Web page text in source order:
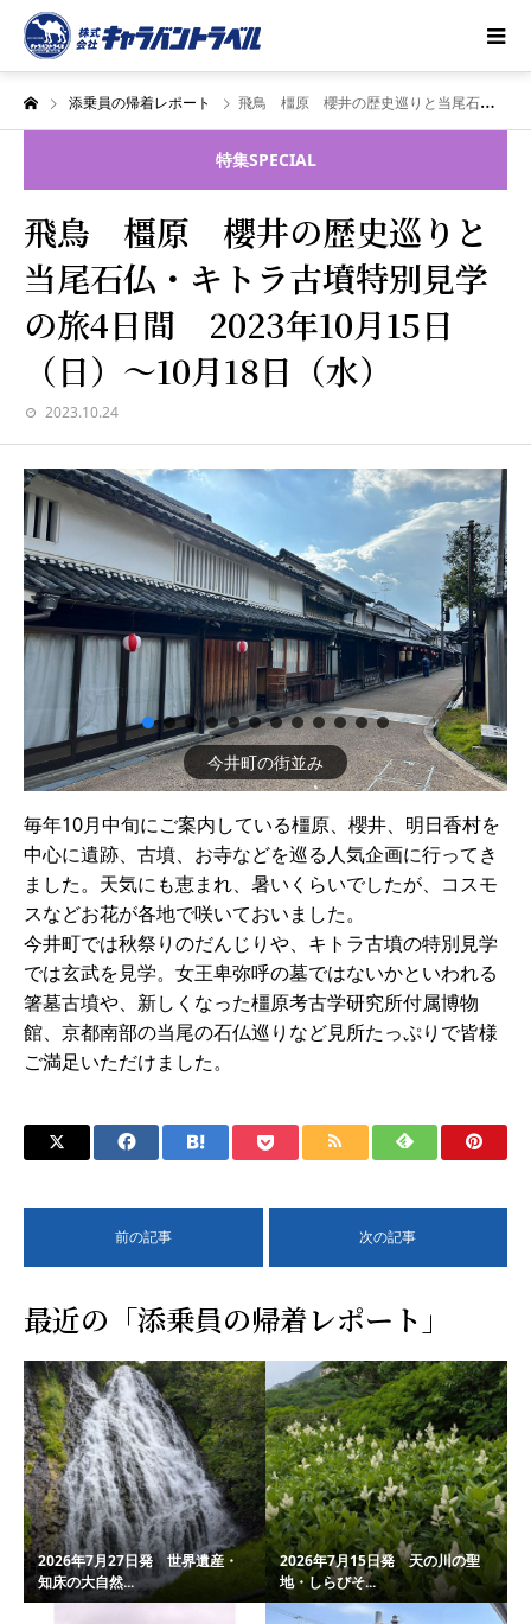
添乗員の帰着レポート 飛鳥 橿原 櫻井の歴史巡りと当尾石仏・キトラ古墳特別見学の旅4日間 2023年10月15日（日）～10月18日（水）
特集SPECIAL
飛鳥 橿原 櫻井の歴史巡りと
当尾石仏・キトラ古墳特別見学
の旅4日間 2023年10月15日
（日）～10月18日（水）
2023.10.24
今井町の街並み
毎年10月中旬にご案内している橿原、櫻井、明日香村を
中心に遺跡、古墳、お寺などを巡る人気企画に行ってき
ました。天気にも恵まれ、暑いくらいでしたが、コスモ
スなどお花が各地で咲いておいました。
今井町では秋祭りのだんじりや、キトラ古墳の特別見学
では玄武を見学。女王卑弥呼の墓ではないかといわれる
箸墓古墳や、新しくなった橿原考古学研究所付属博物
館、京都南部の当尾の石仏巡りなど見所たっぷりで皆様
ご満足いただけました。
前の記事 次の記事
最近の「添乗員の帰着レポート」
2026年7月27日発 世界遺産・
知床の大自然...
2026年7月15日発 天の川の聖
地・しらびそ...